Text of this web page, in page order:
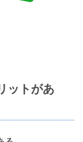
ットがあ